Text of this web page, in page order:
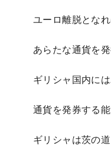
ユーロ離脱とな
あらたな通貨を
ギリシャ国内に
通貨を発券する
ギリシャは茨の